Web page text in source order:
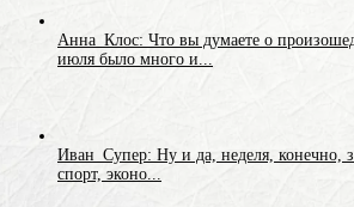
Анна_Клос: Что вы думаете о
июля было много и...
Иван_Супер: Ну и да, неделя, конечно,
спорт, эконо...